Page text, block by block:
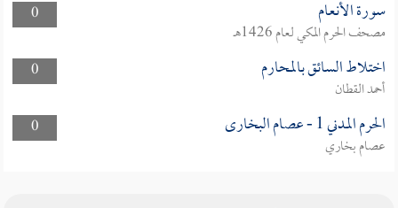
0
سورة الأنعام
مصحف الحرم المكي لعام 1426هـ
0
اختلاط السائق بالمحارم
أحمد القطان
0
الحرم المدني 1 - عصام البخارى
عصام بخاري